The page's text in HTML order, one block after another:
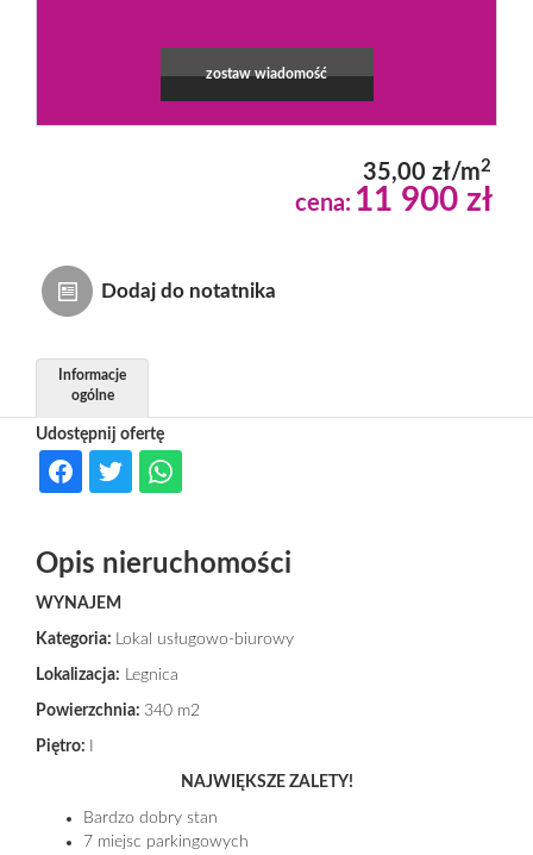
Dzialki
zostaw wiadomość
35,00 zł/m2
cena: 11 900 zł
Dodaj do notatnika
Udostępnij ofertę
Informacje
ogólne
Opis nieruchomości
WYNAJEM
Kategoria: Lokal usługowo-biurowy
Lokalizacja: Legnica
Powierzchnia: 340 m2
Piętro:
NAJWIĘKSZE ZALETY!
Bardzo dobry stan
7 miejsc parkingowych